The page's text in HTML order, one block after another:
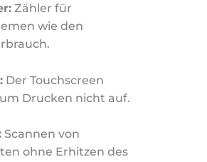
Zähler für
wie den
Der Touchscreen
Drucken nicht auf.
Scannen von
ohne Erhitzen des